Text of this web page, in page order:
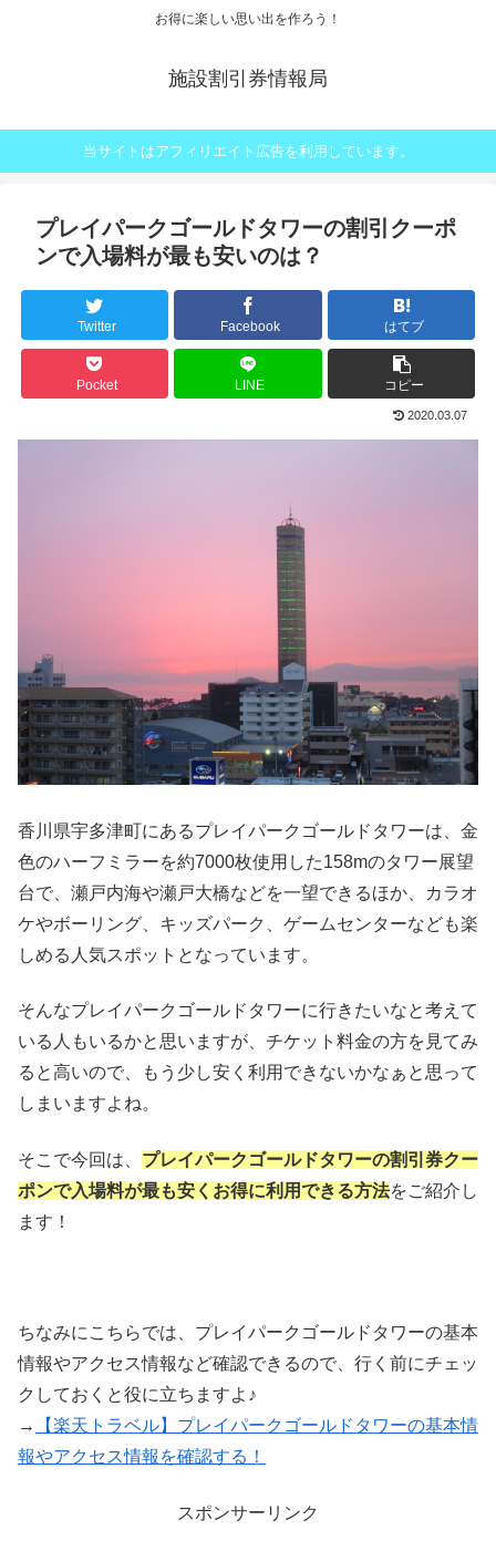
お得に楽しい思い出を作ろう！
施設割引券情報局
当サイトはアフィリエイト広告を利用しています。
プレイパークゴールドタワーの割引クーポ
ンで入場料が最も安いのは？
Twitter Facebook はてブ
Pocket LINE コピー
2020.03.07
香川県宇多津町にあるプレイパークゴールドタワーは、金
色のハーフミラーを約7000枚使用した158mのタワー展望
台で、瀬戸内海や瀬戸大橋などを一望できるほか、カラオ
ケやボーリング、キッズパーク、ゲームセンターなども楽
しめる人気スポットとなっています。
そんなプレイパークゴールドタワーに行きたいなと考えて
いる人もいるかと思いますが、チケット料金の方を見てみ
ると高いので、もう少し安く利用できないかなぁと思って
しまいますよね。
そこで今回は、 プレイパークゴールドタワーの割引券クー
ポンで入場料が最も安くお得に利用できる方法をご紹介し
ます！
ちなみにこちらでは、プレイパークゴールドタワーの基本
情報やアクセス情報など確認できるので、行く前にチェッ
クしておくと役に立ちますよ♪
→
【楽天トラベル】プレイパークゴールドタワーの基本情
報やアクセス情報を確認する！
スポンサーリンク